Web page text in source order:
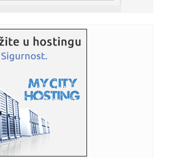
se – stiže "Čelična kupola"
sadrži dinja, ljetnje voće koje je nepravedno
osvojio internet svojom nevjerovatnom
Oko 15. avgusta svim porodicama u Nišu po